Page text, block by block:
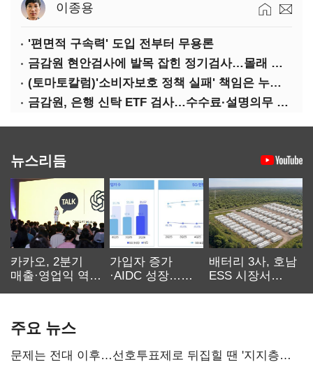
이종용
'편면적 구속력' 도입 전부터 무용론
금감원 현안검사에 발목 잡힌 정기검사…몰래 웃는 금융권
(토마토칼럼)'소비자보호 정책 실패' 책임은 누가 지나
금감원, 은행 신탁 ETF 검사…수수료·설명의무 정조준
뉴스리듬
카카오, 2분기
매출·영업익 역대
가입자 증가
·AIDC 성장…
배터리 3사, 호남
ESS 시장서
주요 뉴스
문제는 전대 이후…선호투표제로 뒤집힐 땐 '지지층